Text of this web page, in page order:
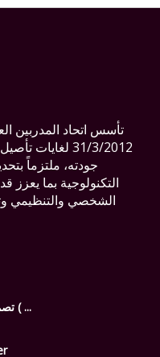
تأسس اتحاد المدربين
31/3/2012
جودته، ملتزماً
التكنولوجية بما يعزز
الشخصي والتنظيمي
تصميم وتطوير الحقائب التدريبية ( ...